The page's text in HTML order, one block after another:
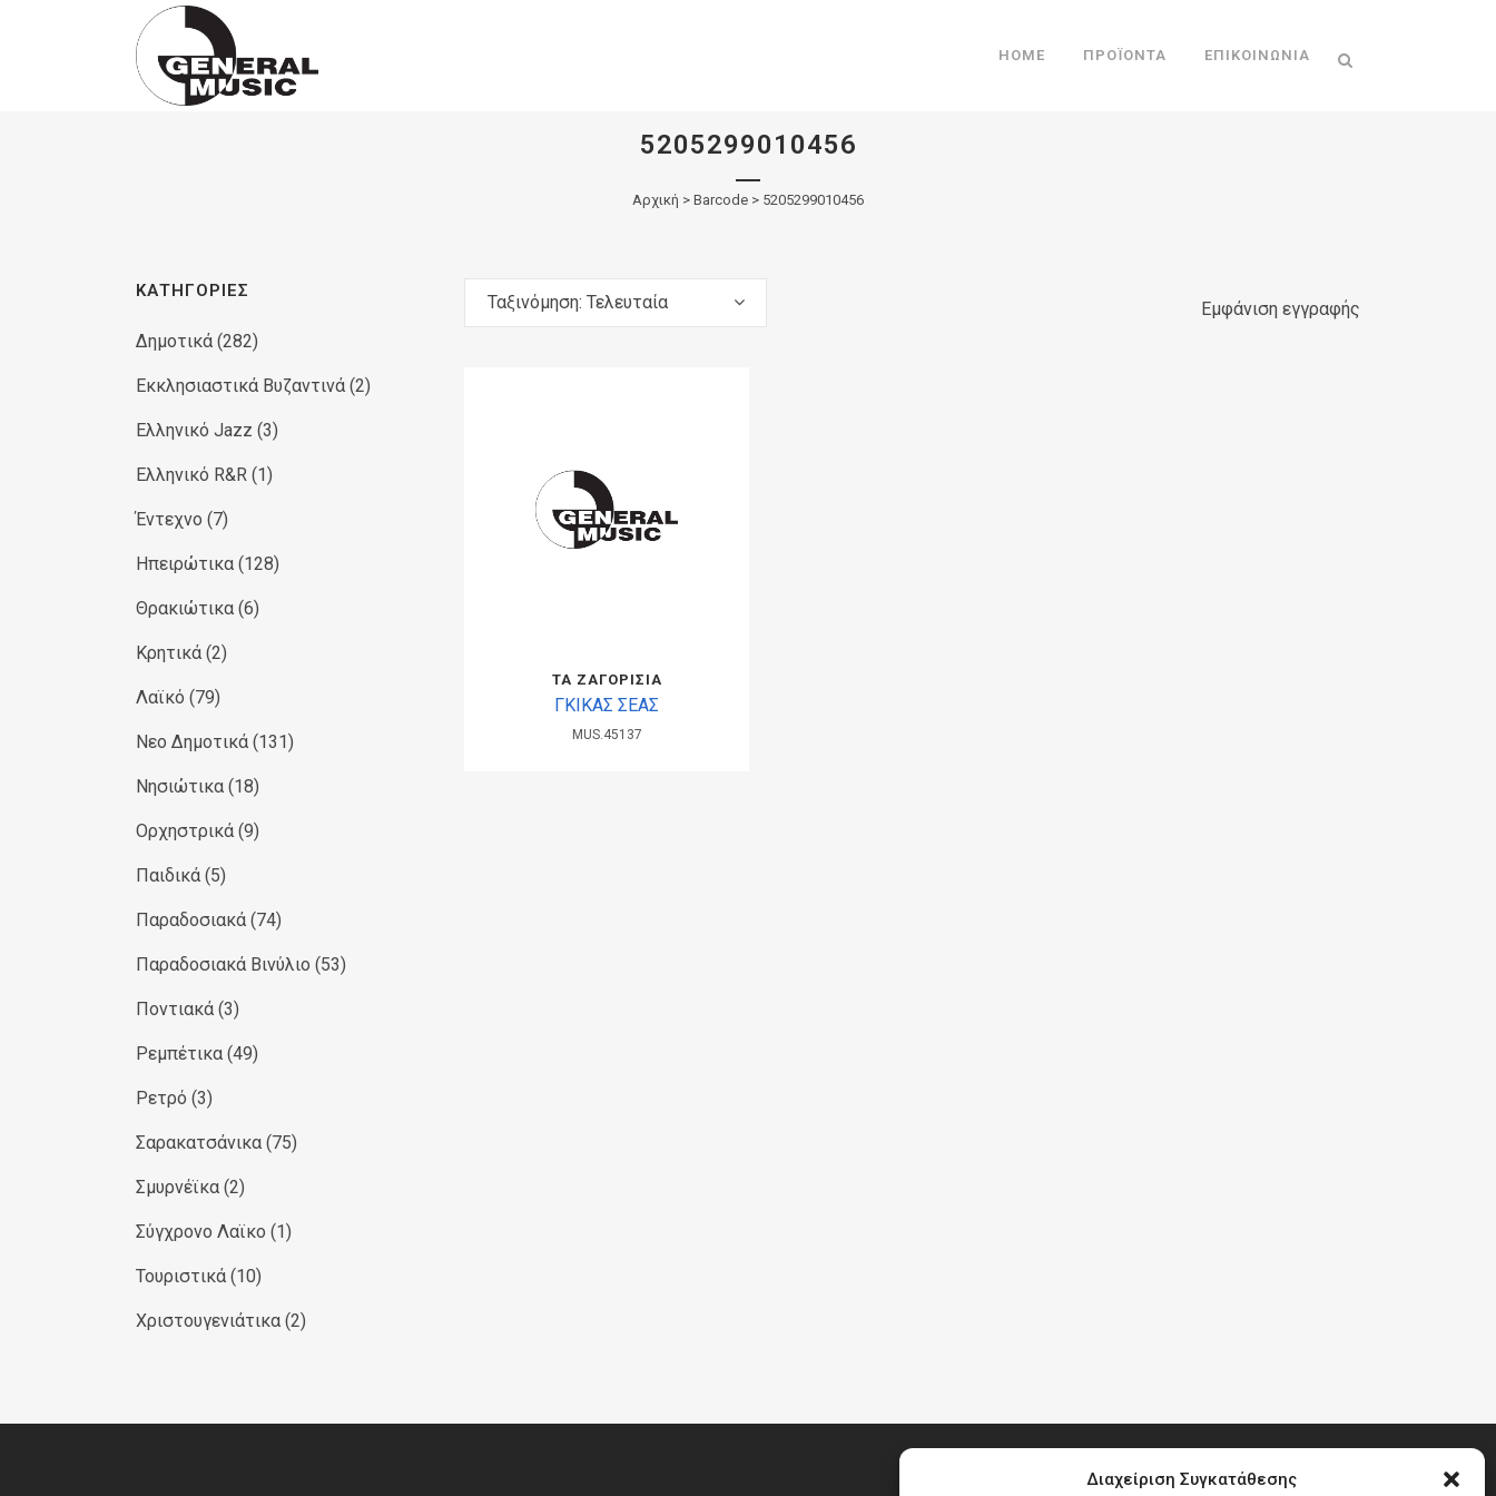
Διαχείριση Συγκατάθεσης
Products
HOME ΠΡΟΪΌΝΤΑ ΕΠΙΚΟΙΝΩΝΊΑ
5205299010456
Αρχική > Barcode > 5205299010456
ΚΑΤΗΓΟΡΊΕΣ
Δημοτικά (282)
Εκκλησιαστικά Βυζαντινά (2)
Ελληνικό Jazz (3)
Ελληνικό R&R (1)
Έντεχνο (7)
Ηπειρώτικα (128)
Θρακιώτικα (6)
Κρητικά (2)
Λαϊκό (79)
Νεο Δημοτικά (131)
Νησιώτικα (18)
Ορχηστρικά (9)
Παιδικά (5)
Παραδοσιακά (74)
Παραδοσιακά Βινύλιο (53)
Ποντιακά (3)
Ρεμπέτικα (49)
Ρετρό (3)
Σαρακατσάνικα (75)
Σμυρνέϊκα (2)
Σύγχρονο Λαϊκο (1)
Τουριστικά (10)
Χριστουγενιάτικα (2)
Εμφάνιση εγγραφής
Ταξινόμηση: Τελευταία
ΤΑ ΖΑΓΟΡΙΣΙΑ
ΓΚΙΚΑΣ ΣΕΑΣ
MUS.45137